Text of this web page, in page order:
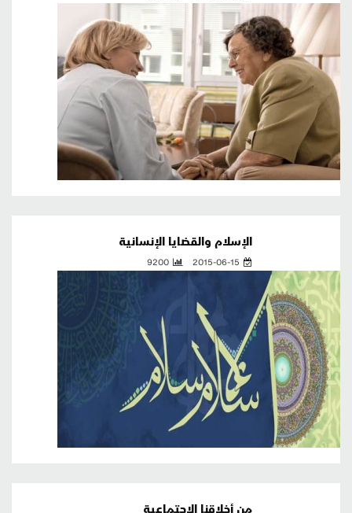
الإسلام والقضايا الإنسانية
2015-06-15
9200
من أخلاقنا الاجتماعية